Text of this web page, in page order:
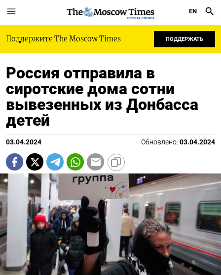
РУССКАЯ СЛУЖБА
EN
Поддержите The Moscow Times ПОДДЕРЖАТЬ
Россия отправила в
сиротские дома сотни
вывезенных из Донбасса
детей
03.04.2024 Обновлено: 03.04.2024